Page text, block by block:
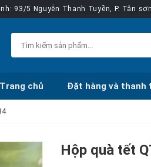
93/5 Nguyễn Thanh Tuyền, P. Tân
Trang chủ Đặt hàng và thanh
Hộp quà tết